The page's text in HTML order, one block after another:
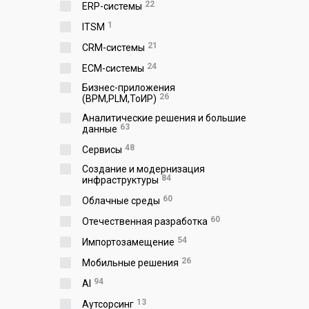
ERP-системы 22
ITSM 1
CRM-системы 21
ECM-системы 24
Бизнес-приложения
(BPM,PLM,ToИР) 26
Аналитические решения и большие
данные 63
Сервисы 48
Создание и модернизация
инфраструктуры 84
Облачные среды 60
Отечественная разработка 60
Импортозамещение 54
Мобильные решения 26
AI 94
Аутсорсинг 13